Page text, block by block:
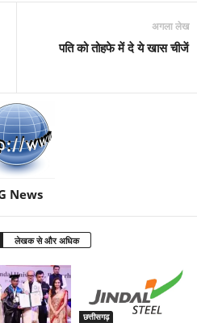
अगला लेख
पति को तोहफे में दे ये खास चीजें
News
लेखक से और अधिक
छत्तीसगढ़